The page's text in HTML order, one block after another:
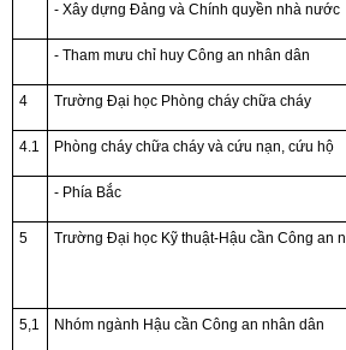
- Xây dựng Đảng và Chính quyền nhà nước
- Tham mưu chỉ huy Công an nhân dân
4 Trường Đại học Phòng cháy chữa cháy
4.1 Phòng cháy chữa cháy và cứu nạn, cứu hộ
- Phía Bắc
5 Trường Đại học Kỹ thuật-Hậu cần Công an
5,1 Nhóm ngành Hậu cần Công an nhân dân